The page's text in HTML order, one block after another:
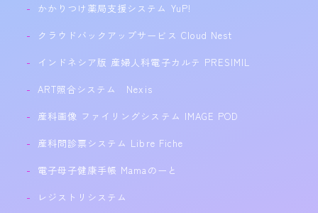
かかりつけ薬局支援システム YuP!
クラウドバックアップサービス Cloud Nest
インドネシア版 産婦人科電子カルテ PRESIMIL
ART照合システム Nexis
産科画像 ファイリングシステム IMAGE POD
産科問診票システム Libre Fiche
電子母子健康手帳 Mamaのーと
レジストリシステム